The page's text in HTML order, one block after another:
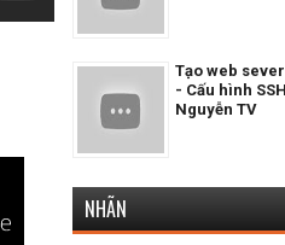
Tạo web
- Cấu hình
Nguyễn TV
NHÃN